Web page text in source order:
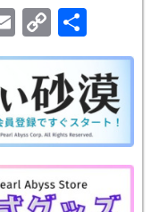
E
m
ail
C
o
p
y
Li
n
k
有